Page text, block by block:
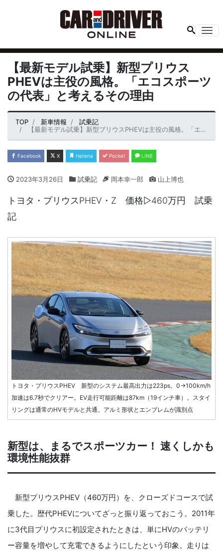
【最新モデル試乗】新型プリウス
PHEVは主役の風格。「エコスポーツ
の代表」と考えるその理由
TOP 新車情報
試乗記
【最新モデル試乗】新型プリウスPHEVは主役の風格。「エコスポーツの代表」と考えるその理由
Facebook X Hatena Pocket LINE
2023年3月26日 試乗記 岡本幸一郎 山上博也
トヨタ・プリウスPHEV・Z 価格▷460万円 試乗
記
トヨタ・プリウスPHEV 新型のシステム最高出力は223ps。0→100km/h
加速は6.7秒でクリアー。EV走行可能距離は87km（19インチ車）。スタイ
リングは通常のHVモデルと共通。アルミ形状とエンブレムが識別点
新型は、まるでスポーツカー！ 速くしかも
環境性能抜群
新型プリウスPHEV（460万円）を、クローズドコースで試
乗した。歴代PHEVについてざっと振り返っておこう。2011年
に3代目プリウスに初設定されたときは、単にHVのバッテリ
ー容量を増やして充電できるようにしたという印象。走りは